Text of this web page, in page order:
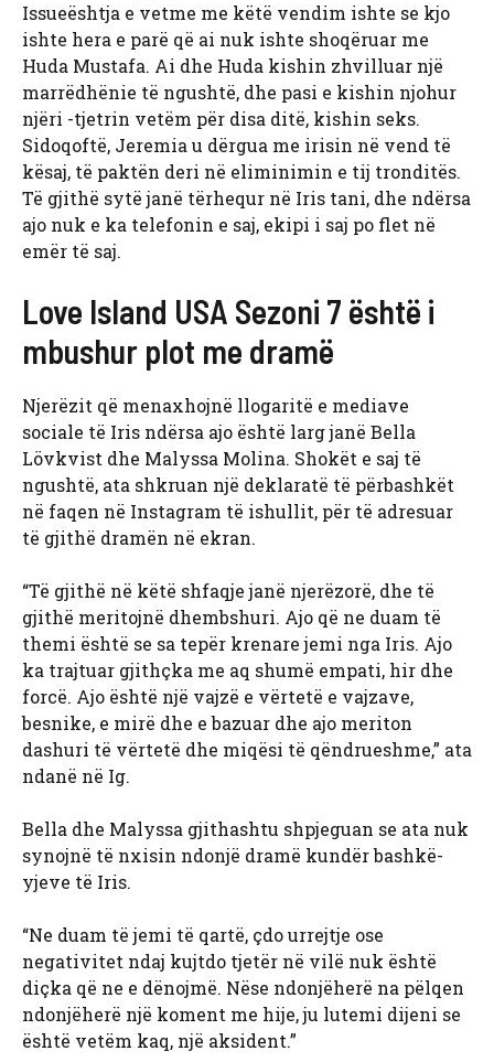
Issueështja e vetme me këtë vendim ishte se kjo
ishte hera e parë që ai nuk ishte shoqëruar me
Huda Mustafa. Ai dhe Huda kishin zhvilluar një
marrëdhënie të ngushtë, dhe pasi e kishin njohur
njëri -tjetrin vetëm për disa ditë, kishin seks.
Sidoqoftë, Jeremia u dërgua me irisin në vend të
kësaj, të paktën deri në eliminimin e tij tronditës.
Të gjithë sytë janë tërhequr në Iris tani, dhe ndërsa
ajo nuk e ka telefonin e saj, ekipi i saj po flet në
emër të saj.
Love Island USA Sezoni 7 është i
mbushur plot me dramë
Njerëzit që menaxhojnë llogaritë e mediave
sociale të Iris ndërsa ajo është larg janë Bella
Lövkvist dhe Malyssa Molina. Shokët e saj të
ngushtë, ata shkruan një deklaratë të përbashkët
në faqen në Instagram të ishullit, për të adresuar
të gjithë dramën në ekran.
“Të gjithë në këtë shfaqje janë njerëzorë, dhe të
gjithë meritojnë dhembshuri. Ajo që ne duam të
themi është se sa tepër krenare jemi nga Iris. Ajo
ka trajtuar gjithçka me aq shumë empati, hir dhe
forcë. Ajo është një vajzë e vërtetë e vajzave,
besnike, e mirë dhe e bazuar dhe ajo meriton
dashuri të vërtetë dhe miqësi të qëndrueshme,” ata
ndanë në Ig.
Bella dhe Malyssa gjithashtu shpjeguan se ata nuk
synojnë të nxisin ndonjë dramë kundër bashkë-
yjeve të Iris.
“Ne duam të jemi të qartë, çdo urrejtje ose
negativitet ndaj kujtdo tjetër në vilë nuk është
diçka që ne e dënojmë. Nëse ndonjëherë na pëlqen
ndonjëherë një koment me hije, ju lutemi dijeni se
është vetëm kaq, një aksident.”